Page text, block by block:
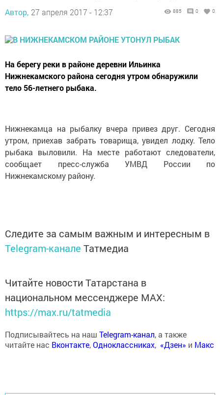
Автор, 27 апреля 2017 - 12:37 885 0 0
На берегу реки в районе деревни Ильинка
Нижнекамского района сегодня утром обнаружили
тело 56-летнего рыбака.
Нижнекамца на рыбалку вчера привез друг. Сегодня
утром, приехав забрать товарища, увидел лодку. Тело
рыбака выловили. На месте работают следователи,
сообщает пресс-служба УМВД России по
Нижнекамскому району.
Следите за самым важным и интересным в
Telegram-канале Татмедиа
Читайте новости Татарстана в
национальном мессенджере MАХ:
https://max.ru/tatmedia
Подписывайтесь на наш Telegram-канал, а также
читайте нас Вконтакте,Одноклассниках, «Дзен» и Макс